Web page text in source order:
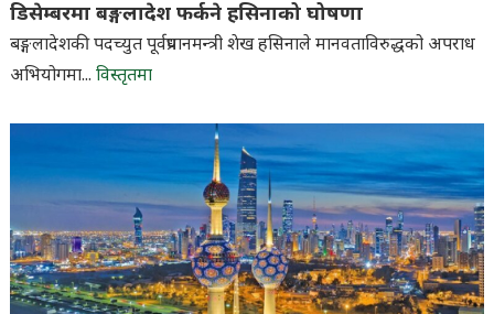
डिसेम्बरमा बङ्गलादेश फर्कने हसिनाको घोषणा
बङ्गलादेशकी पदच्युत पूर्वप्रधानमन्त्री शेख हसिनाले मानवताविरुद्धको अपराध
अभियोगमा... विस्तृतमा